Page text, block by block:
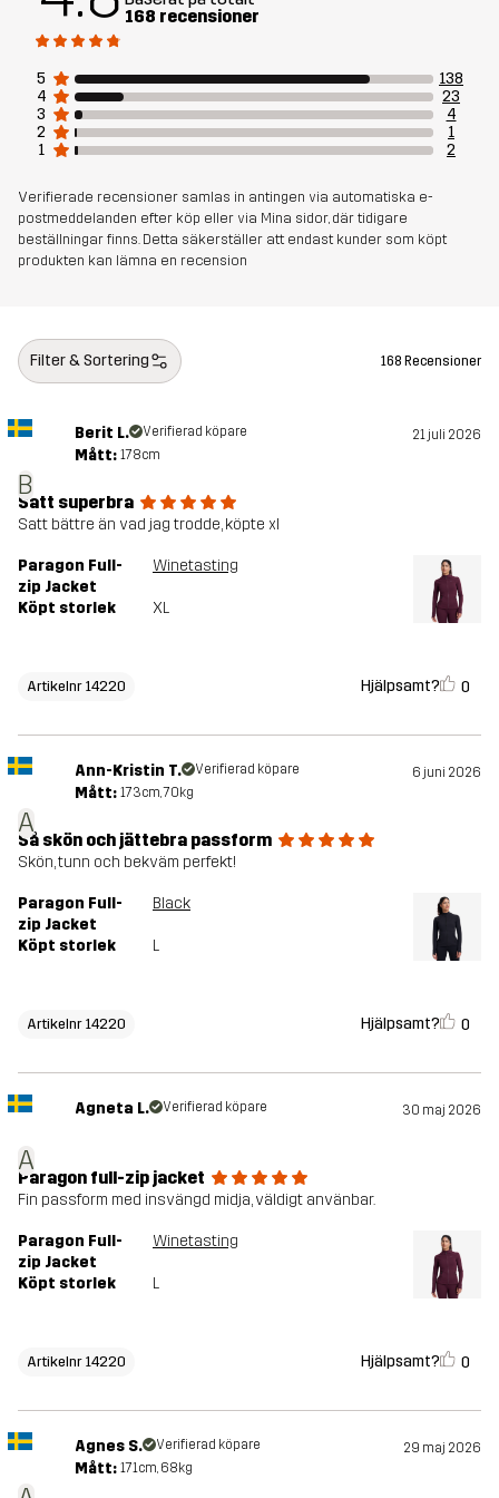
Artikelnummer 14220_2001
168 recensioner
5
138
4
23
3
4
2
1
1
2
Verifierade recensioner samlas in antingen via automatiska e-
postmeddelanden efter köp eller via Mina sidor, där tidigare
beställningar finns. Detta säkerställer att endast kunder som köpt
produkten kan lämna en recension
Filter & Sortering 168 Recensioner
B
Berit L. Verifierad köpare 21 juli 2026
Mått: 178cm
Satt superbra
Satt bättre än vad jag trodde, köpte xl
Paragon Full-
zip Jacket
Winetasting
Köpt storlek XL
Artikelnr 14220 Hjälpsamt? 0
A
Ann-Kristin T. Verifierad köpare 6 juni 2026
Mått: 173cm, 70kg
Så skön och jättebra passform
Skön, tunn och bekväm perfekt!
Paragon Full-
zip Jacket
Black
Köpt storlek L
Artikelnr 14220 Hjälpsamt? 0
A
Agneta L. Verifierad köpare 30 maj 2026
Paragon full-zip jacket
Fin passform med insvängd midja, väldigt använbar.
Paragon Full-
zip Jacket
Winetasting
Köpt storlek L
Artikelnr 14220 Hjälpsamt? 0
Agnes S. Verifierad köpare 29 maj 2026
Mått: 171cm, 68kg